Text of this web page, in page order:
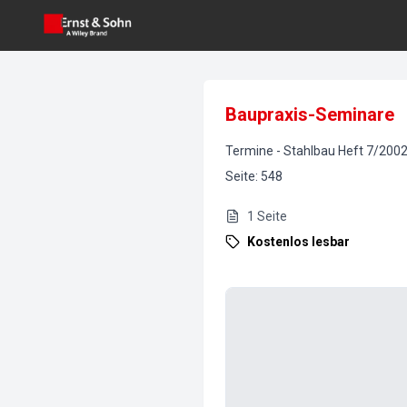
Baupraxis-Seminare
Termine - Stahlbau Heft 7/2002
Seite: 548
1 Seite
Kostenlos lesbar